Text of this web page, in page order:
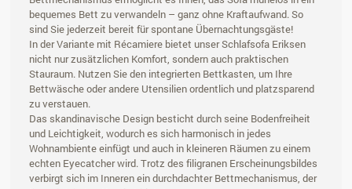
bequemes Bett zu verwandeln – ganz ohne Kraftaufwand. So
sind Sie jederzeit bereit für spontane Übernachtungsgäste!
In der Variante mit Récamiere bietet unser Schlafsofa Eriksen
nicht nur zusätzlichen Komfort, sondern auch praktischen
Stauraum. Nutzen Sie den integrierten Bettkasten, um Ihre
Bettwäsche oder andere Utensilien ordentlich und platzsparend
zu verstauen.
Das skandinavische Design besticht durch seine Bodenfreiheit
und Leichtigkeit, wodurch es sich harmonisch in jedes
Wohnambiente einfügt und auch in kleineren Räumen zu einem
echten Eyecatcher wird. Trotz des filigranen Erscheinungsbildes
verbirgt sich im Inneren ein durchdachter Bettmechanismus, der